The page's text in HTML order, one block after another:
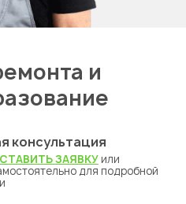
и
консультация
ЗАЯВКУ или
для подробной